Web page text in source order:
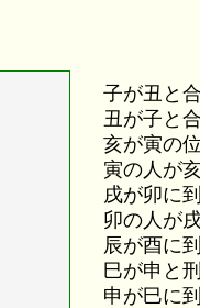
子が丑と
丑が子と
亥が寅の
寅の人が
戌が卯に
卯の人が
辰が酉に
巳が申と
申が巳に